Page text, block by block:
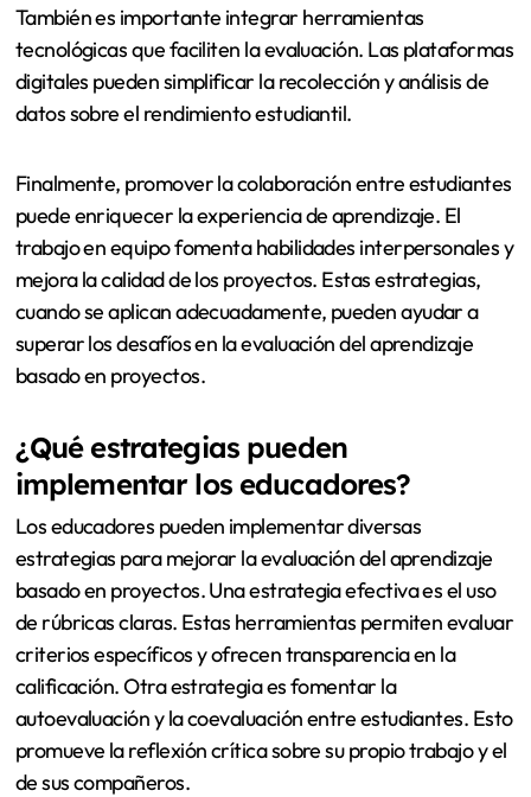
También es importante integrar herramientas
tecnológicas que faciliten la evaluación. Las plataformas
digitales pueden simplificar la recolección y análisis de
datos sobre el rendimiento estudiantil.
Finalmente, promover la colaboración entre estudiantes
puede enriquecer la experiencia de aprendizaje. El
trabajo en equipo fomenta habilidades interpersonales y
mejora la calidad de los proyectos. Estas estrategias,
cuando se aplican adecuadamente, pueden ayudar a
superar los desafíos en la evaluación del aprendizaje
basado en proyectos.
¿Qué estrategias pueden
implementar los educadores?
Los educadores pueden implementar diversas
estrategias para mejorar la evaluación del aprendizaje
basado en proyectos. Una estrategia efectiva es el uso
de rúbricas claras. Estas herramientas permiten evaluar
criterios específicos y ofrecen transparencia en la
calificación. Otra estrategia es fomentar la
autoevaluación y la coevaluación entre estudiantes. Esto
promueve la reflexión crítica sobre su propio trabajo y el
de sus compañeros.